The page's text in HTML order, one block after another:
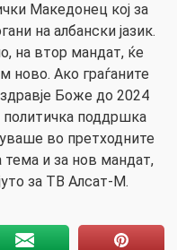
Македонец кој за
на албански јазик.
на втор мандат, ќе
Ако граѓаните
Боже до 2024
политичка поддршка
во претходните
тема и за нов мандат,
за ТВ Алсат-М.